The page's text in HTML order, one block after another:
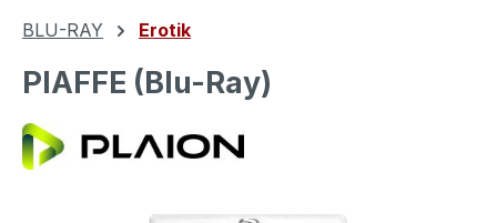
BLU-RAY Erotik
PIAFFE (Blu-Ray)